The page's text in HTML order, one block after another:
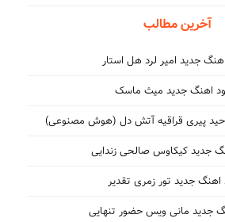
آخرین مطالب
اهنگ جدید امیر لرد هل استار
اهنگ جدید میث ماسک
پیری قراقیه آتش دل (هوش مصنوعی)
جدید کیکاوس صالحی زندایی
اهنگ جدید تور زمری تقدیر
جدید مانی ویس حضور تنهایی